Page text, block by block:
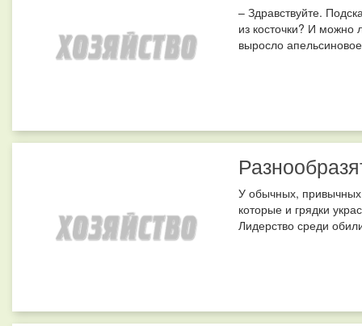
– Здравствуйте.
из косточки? И можно
выросло
У обычных, привычных
которые и грядки
Лидерство среди